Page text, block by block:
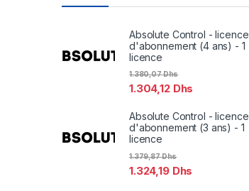
Absolute Control - licence
d'abonnement (4 ans) - 1
licence
1.304,12 Dhs
1.380,07Dhs
Absolute Control - licence
d'abonnement (3 ans) - 1
licence
1.324,19 Dhs
1.379,87Dhs